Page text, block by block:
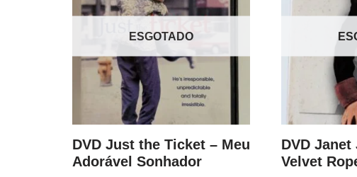
ESGOTADO
DVD Just the Ticket – Meu
Adorável Sonhador
DVD
Velvet